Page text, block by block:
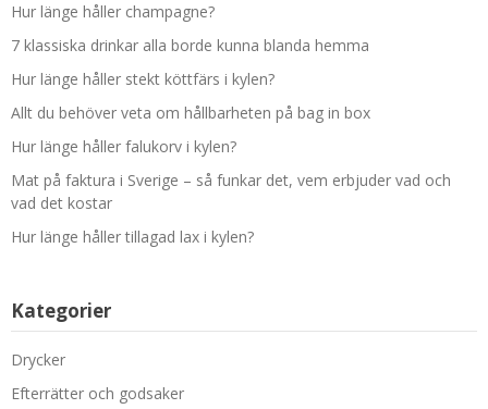
Hur länge håller champagne?
7 klassiska drinkar alla borde kunna blanda hemma
Hur länge håller stekt köttfärs i kylen?
Allt du behöver veta om hållbarheten på bag in box
Hur länge håller falukorv i kylen?
Mat på faktura i Sverige – så funkar det, vem erbjuder vad och
vad det kostar
Hur länge håller tillagad lax i kylen?
Kategorier
Drycker
Efterrätter och godsaker